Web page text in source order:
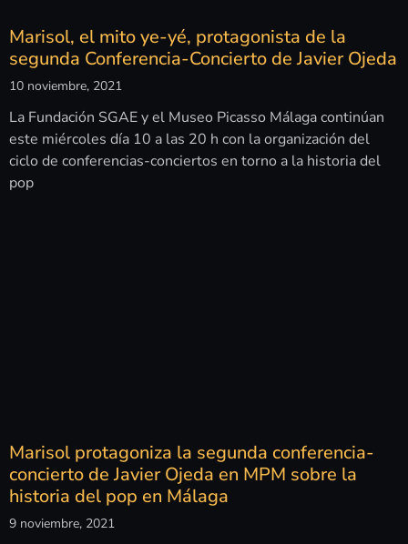
Marisol, el mito ye-yé, protagonista de la
segunda Conferencia-Concierto de Javier Ojeda
10 noviembre, 2021
La Fundación SGAE y el Museo Picasso Málaga continúan
este miércoles día 10 a las 20 h con la organización del
ciclo de conferencias-conciertos en torno a la historia del
pop
Marisol protagoniza la segunda conferencia-
concierto de Javier Ojeda en MPM sobre la
historia del pop en Málaga
9 noviembre, 2021